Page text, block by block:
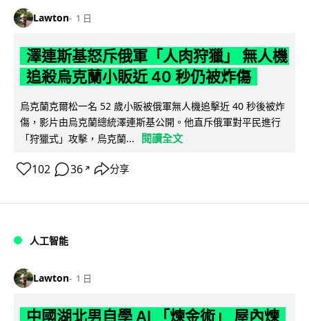
Lawton 1 日
澤連斯基怒斥俄軍「人肉狩獵」 無人機
追殺烏克蘭小販近 40 秒仍被炸傷
烏克蘭克爾松一名 52 歲小販被俄軍無人機追擊近 40 秒後被炸
傷，影片由烏克蘭總統澤連斯基公開。他直斥俄軍對平民進行
「狩獵式」攻擊，烏克蘭...
閱讀全文
102 36 ↗ 分享
人工智能
Lawton 1 日
中國湖北男自學 AI 「煉金術」 屋內煉